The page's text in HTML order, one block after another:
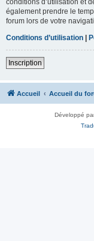
également prendre le
forum lors de votre
Conditions d’utilisation |
Inscription
Accueil Accueil du
Développé